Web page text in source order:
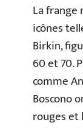
La frange
icônes
Birkin,
60 et 70.
comme
Boscono
rouges et